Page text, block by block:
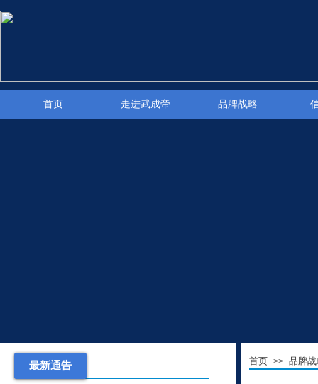
首页 走进武成帝 品牌战略
新品上市
白酒行业动态
最新通告 首页 >> 品牌